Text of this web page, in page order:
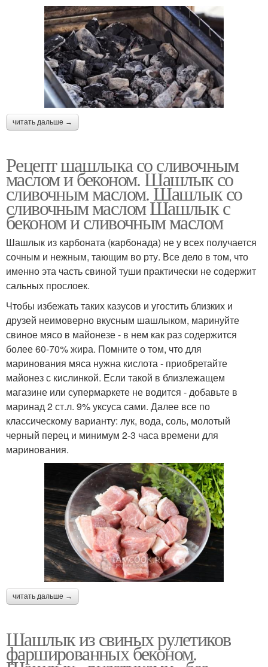
читать дальше →
Рецепт шашлыка со сливочным
маслом и беконом. Шашлык со
сливочным маслом. Шашлык со
сливочным маслом Шашлык с
беконом и сливочным маслом
Шашлык из карбоната (карбонада) не у всех получается
сочным и нежным, тающим во рту. Все дело в том, что
именно эта часть свиной туши практически не содержит
сальных прослоек.
Чтобы избежать таких казусов и угостить близких и
друзей неимоверно вкусным шашлыком, маринуйте
свиное мясо в майонезе - в нем как раз содержится
более 60-70% жира. Помните о том, что для
маринования мяса нужна кислота - приобретайте
майонез с кислинкой. Если такой в близлежащем
магазине или супермаркете не водится - добавьте в
маринад 2 ст.л. 9% уксуса сами. Далее все по
классическому варианту: лук, вода, соль, молотый
черный перец и минимум 2-3 часа времени для
маринования.
читать дальше →
Шашлык из свиных рулетиков
фаршированных беконом.